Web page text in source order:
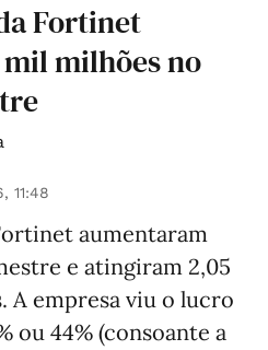
Fortinet
milhões no
11:48
aumentaram
e atingiram 2,05
A empresa viu o lucro
ou 44% (consoante a